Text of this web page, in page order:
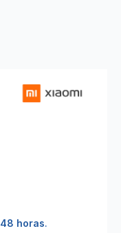
48 horas.